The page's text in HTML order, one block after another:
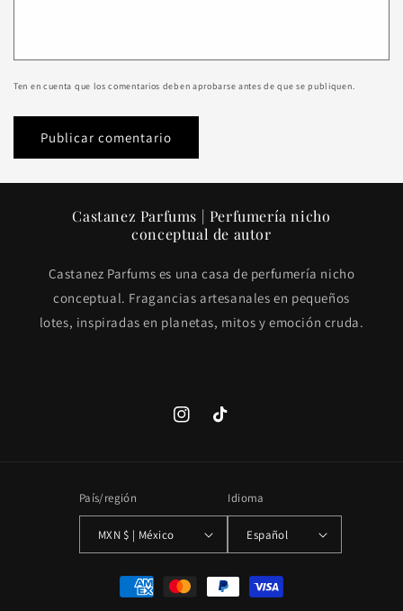
Ten en cuenta que los comentarios deben aprobarse antes de que se publiquen.
Castanez Parfums | Perfumería nicho
conceptual de autor
Castanez Parfums es una casa de perfumería nicho
conceptual. Fragancias artesanales en pequeños
lotes, inspiradas en planetas, mitos y emoción cruda.
https://www.instagram.com/
https://tiktok.com/
País/región
MXN $ | México
Idioma
Español
Formas
de